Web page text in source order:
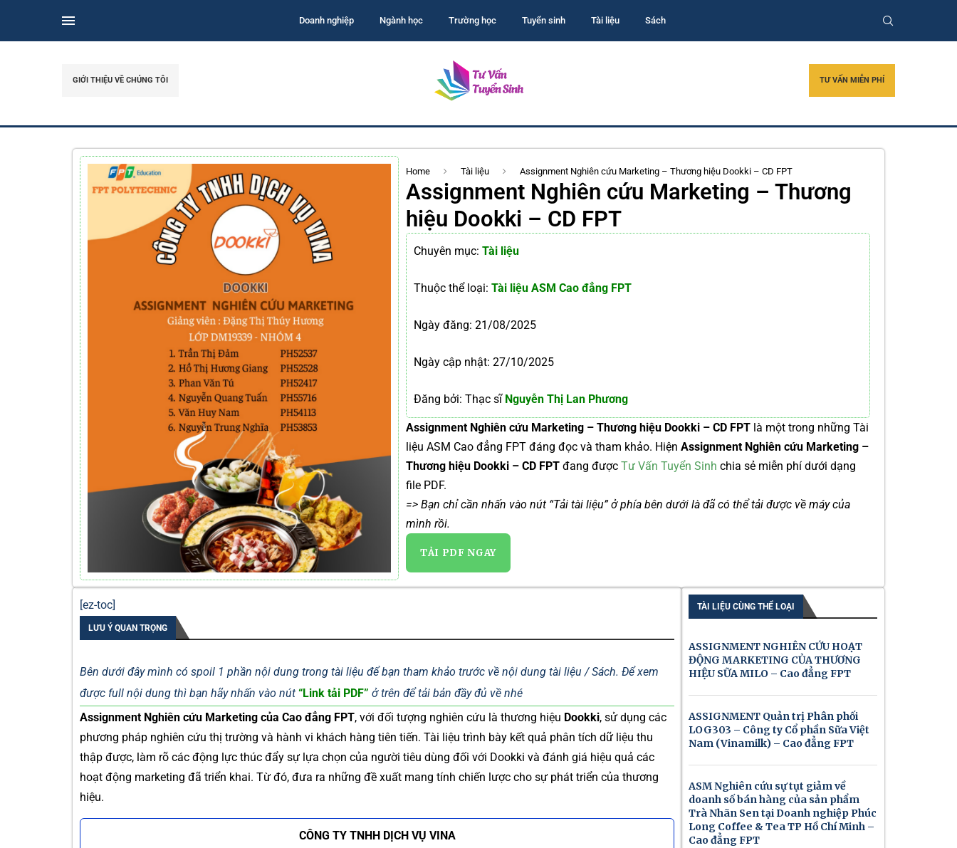
Doanh nghiệp Ngành học Trường học Tuyển sinh Tài liệu Sách
GIỚI THIỆU VỀ CHÚNG TÔI TƯ VẤN MIỄN PHÍ
Home Tài liệu Assignment Nghiên cứu Marketing – Thương hiệu Dookki – CD FPT
Assignment Nghiên cứu Marketing – Thương
hiệu Dookki – CD FPT
Chuyên mục: Tài liệu
Thuộc thể loại: Tài liệu ASM Cao đẳng FPT
Ngày đăng: 21/08/2025
Ngày cập nhật: 27/10/2025
Đăng bởi: Thạc sĩNguyễn Thị Lan Phương
Assignment Nghiên cứu Marketing – Thương hiệu Dookki – CD FPT là một trong những Tài
liệu ASM Cao đẳng FPT đáng đọc và tham khảo. Hiện Assignment Nghiên cứu Marketing –
Thương hiệu Dookki – CD FPT đang được Tư Vấn Tuyển Sinh chia sẻ miễn phí dưới dạng
file PDF.
=> Bạn chỉ cần nhấn vào nút “Tải tài liệu” ở phía bên dưới là đã có thể tải được về máy của
mình rồi.
TẢI PDF NGAY
[ez-toc]
LƯU Ý QUAN TRỌNG
Bên dưới đây mình có spoil 1 phần nội dung trong tài liệu để bạn tham khảo trước về nội dung tài liệu / Sách. Để xem
được full nội dung thì bạn hãy nhấn vào nút “Link tải PDF” ở trên để tải bản đầy đủ về nhé
Assignment Nghiên cứu Marketing của Cao đẳng FPT, với đối tượng nghiên cứu là thương hiệu Dookki, sử dụng các
phương pháp nghiên cứu thị trường và hành vi khách hàng tiên tiến. Tài liệu trình bày kết quả phân tích dữ liệu thu
thập được, làm rõ các động lực thúc đẩy sự lựa chọn của người tiêu dùng đối với Dookki và đánh giá hiệu quả các
hoạt động marketing đã triển khai. Từ đó, đưa ra những đề xuất mang tính chiến lược cho sự phát triển của thương
hiệu.
CÔNG TY TNHH DỊCH VỤ VINA
TÀI LIỆU CÙNG THỂ LOẠI
ASSIGNMENT NGHIÊN CỨU HOẠT
ĐỘNG MARKETING CỦA THƯƠNG
HIỆU SỮA MILO – Cao đẳng FPT
ASSIGNMENT Quản trị Phân phối
LOG303 – Công ty Cổ phần Sữa Việt
Nam (Vinamilk) – Cao đẳng FPT
ASM Nghiên cứu sự tụt giảm về
doanh số bán hàng của sản phẩm
Trà Nhãn Sen tại Doanh nghiệp Phúc
Long Coffee & Tea TP Hồ Chí Minh –
Cao đẳng FPT